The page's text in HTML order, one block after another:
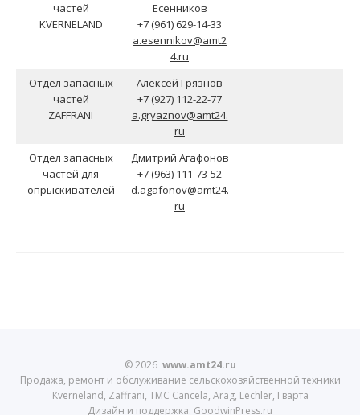
частей
KVERNELAND
Есенников
+7 (961) 629-14-33
a.esennikov@amt2
4.ru
Отдел запасных
частей
ZAFFRANI
Алексей Грязнов
+7 (927) 112-22-77
a.gryaznov@amt24.
ru
Отдел запасных
частей для
опрыскивателей
Дмитрий Агафонов
+7 (963) 111-73-52
d.agafonov@amt24.
ru
© 2026 www.amt24.ru
Продажа, ремонт и обслуживание сельскохозяйственной техники
Kverneland, Zaffrani, TMC Cancela, Arag, Lechler, Гварта
Дизайн и поддержка: GoodwinPress.ru